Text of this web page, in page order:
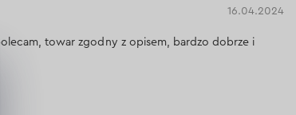
16.04.2024
towar zgodny z opisem, bardzo dobrze i